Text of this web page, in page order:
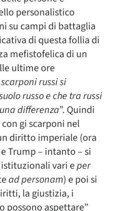
personalistico
su campi di battaglia
di questa follia di
mefistofelica di un
ultime ore
russi si
russo e che tra russi
differenza”. Quindi
gi scarponi nel
diritto imperiale (ora
Trump – intanto – si
vari eper
ad personam) e poi si
la giustizia, i
possono aspettare”